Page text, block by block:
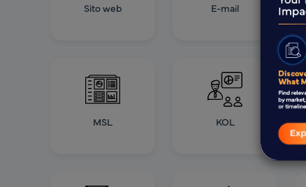
Sito web E-mail
MSL KOL